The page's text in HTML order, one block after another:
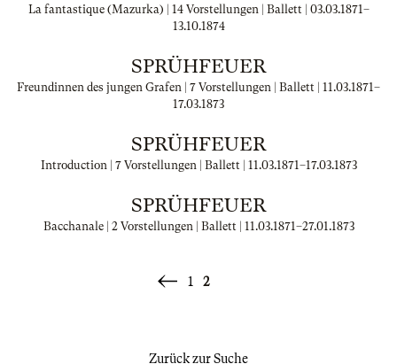
La fantastique (Mazurka) | 14 Vorstellungen | Ballett | 03.03.1871–
13.10.1874
SPRÜHFEUER
Freundinnen des jungen Grafen | 7 Vorstellungen | Ballett | 11.03.1871–
17.03.1873
SPRÜHFEUER
Introduction | 7 Vorstellungen | Ballett | 11.03.1871–17.03.1873
SPRÜHFEUER
Bacchanale | 2 Vorstellungen | Ballett | 11.03.1871–27.01.1873
«
1 2
Zurück zur Suche